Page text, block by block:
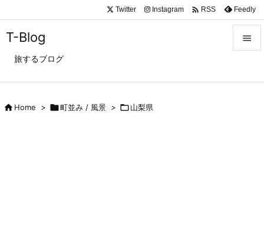
T-Blog
旅するブログ

Twitter Instagram  RSS Feedly
Home > 町並み / 風景 > 山梨県